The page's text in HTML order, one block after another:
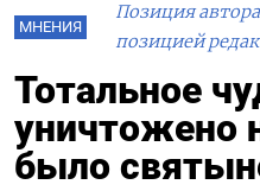
МНЕНИЯ
Позиция
позицией
Тотальное
уничтожено
было